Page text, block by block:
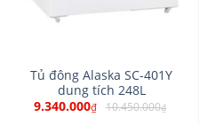
Tủ đông Alaska SC-401Y
dung tích 248L
9.340.000₫ 10.450.000₫